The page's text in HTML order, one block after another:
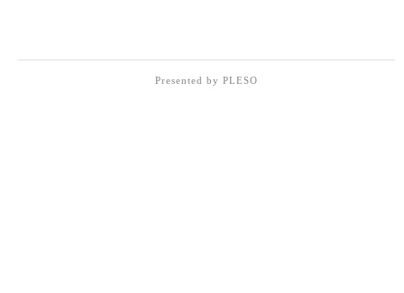
Presented by PLESO